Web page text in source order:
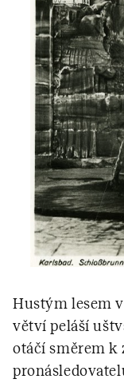
Hustým lesem
větví peláší
otáčí směrem k